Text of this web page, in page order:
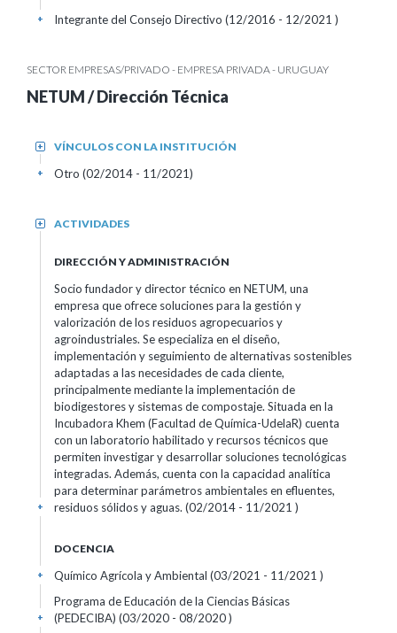
Integrante del Consejo Directivo (12/2016 - 12/2021 )
+
SECTOR EMPRESAS/PRIVADO - EMPRESA PRIVADA - URUGUAY
NETUM / Dirección Técnica
VÍNCULOS CON LA INSTITUCIÓN
+
Otro (02/2014 - 11/2021)
+
ACTIVIDADES
+
DIRECCIÓN Y ADMINISTRACIÓN
Socio fundador y director técnico en NETUM, una
empresa que ofrece soluciones para la gestión y
valorización de los residuos agropecuarios y
agroindustriales. Se especializa en el diseño,
implementación y seguimiento de alternativas sostenibles
adaptadas a las necesidades de cada cliente,
principalmente mediante la implementación de
biodigestores y sistemas de compostaje. Situada en la
Incubadora Khem (Facultad de Química-UdelaR) cuenta
con un laboratorio habilitado y recursos técnicos que
permiten investigar y desarrollar soluciones tecnológicas
integradas. Además, cuenta con la capacidad analítica
para determinar parámetros ambientales en efluentes,
residuos sólidos y aguas. (02/2014 - 11/2021 )
+
DOCENCIA
Químico Agrícola y Ambiental (03/2021 - 11/2021 )
+
Programa de Educación de la Ciencias Básicas
(PEDECIBA) (03/2020 - 08/2020 )
+